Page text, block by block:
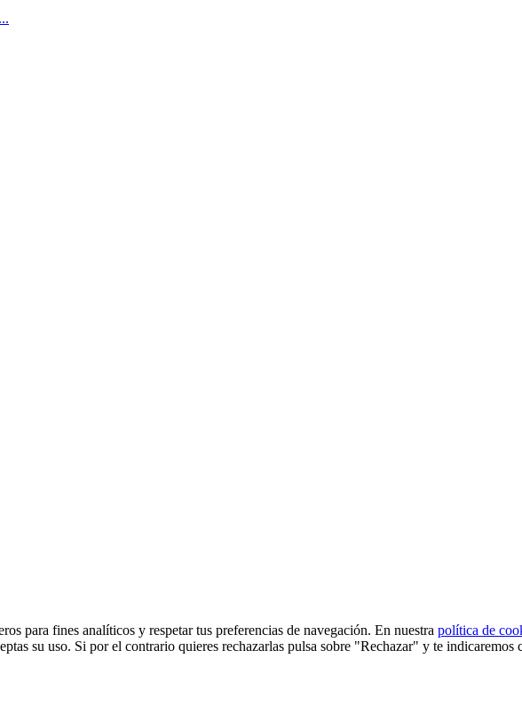
para fines analíticos y respetar tus preferencias de navegación. En nuestra política de
su uso. Si por el contrario quieres rechazarlas pulsa sobre "Rechazar" y te indicaremos